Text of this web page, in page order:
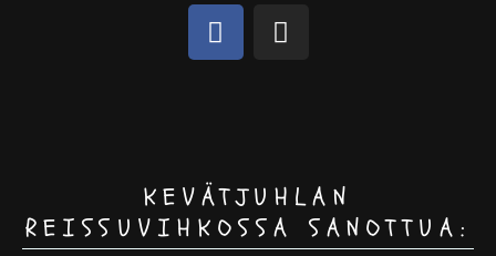
F
a
o
k
I
n
r
a
m
KEVÄTJUHLAN
REISSUVIHKOSSA SANOTTUA: